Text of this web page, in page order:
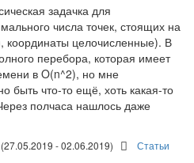
задачка для
числа точек, стоящих на
координаты целочисленные). В
перебора, которая имеет
в O(n^2), но мне
быть что-то ещё, хоть какая-то
полчаса нашлось даже
(27.05.2019 - 02.06.2019) Статьи